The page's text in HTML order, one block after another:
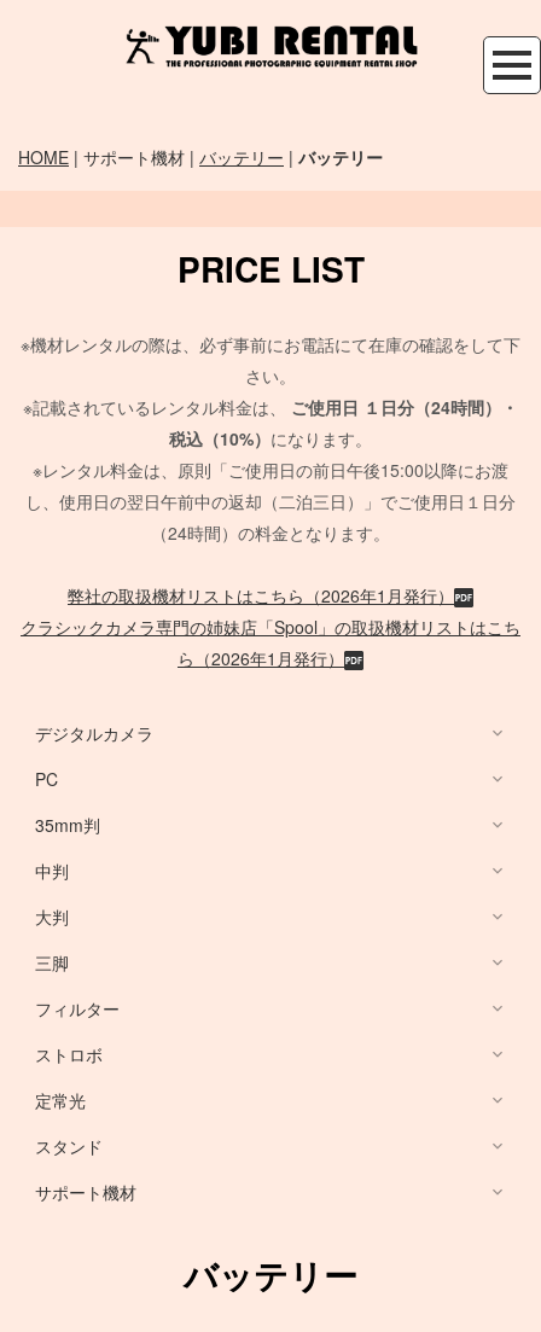
HOME | サポート機材 | バッテリー | バッテリー
PRICE LIST
※機材レンタルの際は、必ず事前にお電話にて在庫の確認をして下
さい。
※記載されているレンタル料金は、 ご使用日 １日分（24時間）・
税込（10%） になります。
※レンタル料金は、原則「ご使用日の前日午後15:00以降にお渡
し、使用日の翌日午前中の返却（二泊三日）」でご使用日１日分
（24時間）の料金となります。
弊社の取扱機材リストはこちら（2026年1月発行）
クラシックカメラ専門の姉妹店「Spool」の取扱機材リストはこち
ら（2026年1月発行）
デジタルカメラ
デジタルカメラ
Nikon DSLR
Sony ミラーレス
Nikon ミラーレス
PC
PC
ノートブック PC
PC用 周辺機器
35mm判
Canon Lens
EF 単焦点レンズ
EF ズームレンズ
中判
PHASE ONE
Schneider 645 レンズ
大判
三脚
フィルター
HARRISON
ストロボ
定常光
Aupture LEDライト
スタンド
サポート機材
バッテリー